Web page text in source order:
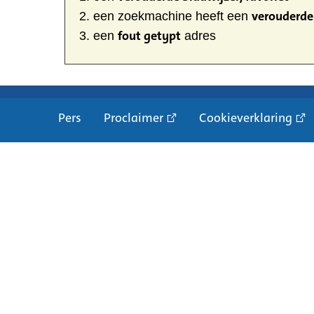
een zoekmachine heeft een
een fout getypt adres
Pers Proclaimer Cookieverklaring